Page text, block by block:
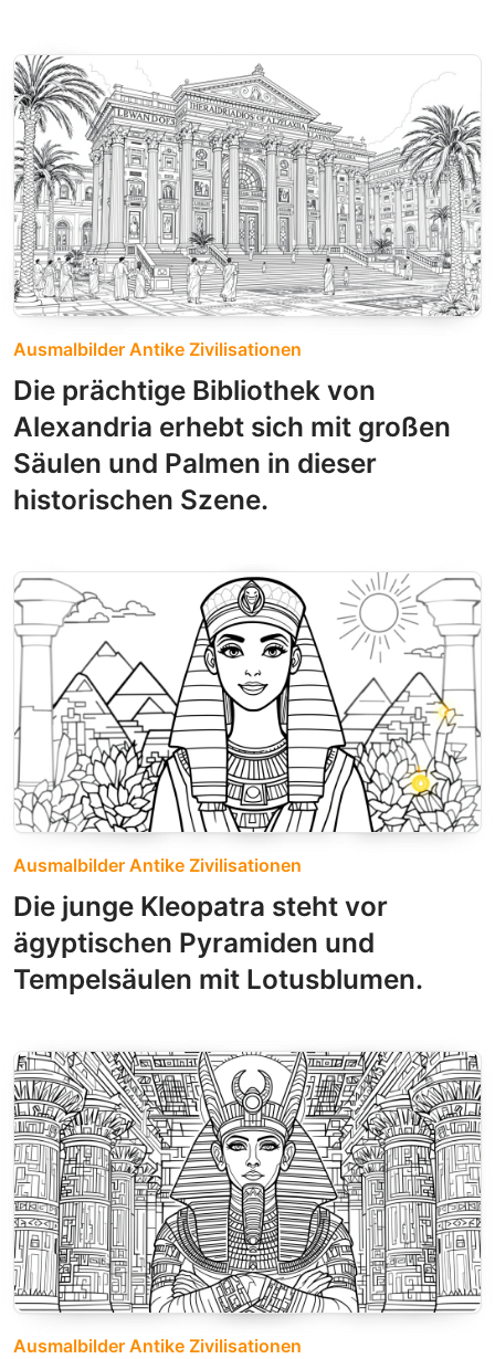
Ausmalbilder Antike Zivilisationen
Die prächtige Bibliothek von
Alexandria erhebt sich mit großen
Säulen und Palmen in dieser
historischen Szene.
Ausmalbilder Antike Zivilisationen
Die junge Kleopatra steht vor
ägyptischen Pyramiden und
Tempelsäulen mit Lotusblumen.
Ausmalbilder Antike Zivilisationen